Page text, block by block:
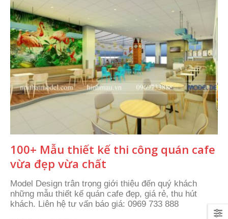
100+ Mẫu thiết kế thi công quán cafe
vừa đẹp vừa chất
Model Design trân trọng giới thiệu đến quý khách
những mẫu thiết kế quán cafe đẹp, giá rẻ, thu hút
khách. Liên hệ tư vấn báo giá: 0969 733 888